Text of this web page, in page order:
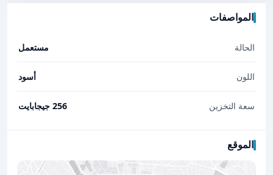
المواصفات
الحالة مستعمل
اللون أسود
سعة التخزين 256 جيجابايت
الموقع